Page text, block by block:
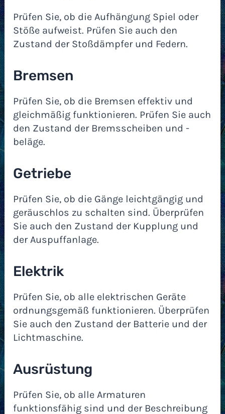
Prüfen Sie, ob die Aufhängung Spiel oder
Stöße aufweist. Prüfen Sie auch den
Zustand der Stoßdämpfer und Federn.
Bremsen
Prüfen Sie, ob die Bremsen effektiv und
gleichmäßig funktionieren. Prüfen Sie auch
den Zustand der Bremsscheiben und -
beläge.
Getriebe
Prüfen Sie, ob die Gänge leichtgängig und
geräuschlos zu schalten sind. Überprüfen
Sie auch den Zustand der Kupplung und
der Auspuffanlage.
Elektrik
Prüfen Sie, ob alle elektrischen Geräte
ordnungsgemäß funktionieren. Überprüfen
Sie auch den Zustand der Batterie und der
Lichtmaschine.
Ausrüstung
Prüfen Sie, ob alle Armaturen
funktionsfähig sind und der Beschreibung